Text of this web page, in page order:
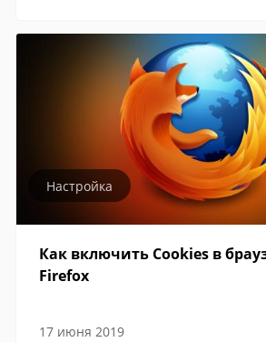
Настройка
Как включить Cookies в
Firefox
17 июня 2019